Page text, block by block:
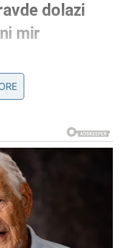
dolazi
mir
odnosima,
dobijate. Da
Mnogo ste se
i onda kada je to značilo
raspliću u vašu korist.